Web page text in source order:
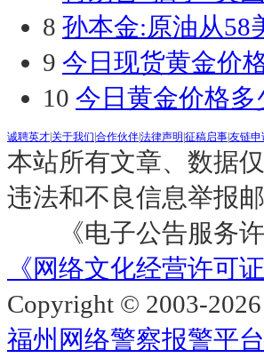
8 孙本金:原油从58
9 今日现货黄金价
10 今日黄金价格
诚聘英才|关于我们|合作伙伴|法律声明|征稿启事|友链申
本站所有文章、数据
违法和不良信息举报邮
《电子公告服务许
《网络文化经营许可
Copyright © 2003-
福州网络警察报警平台